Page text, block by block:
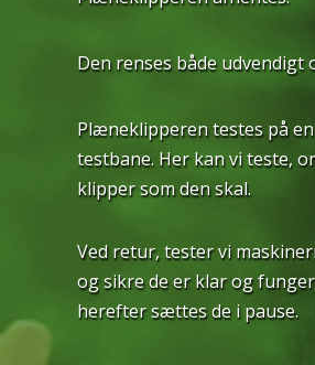
Den renses både udvendigt
Plæneklipperen testes på
testbane. Her kan vi teste,
klipper som den skal.
Ved retur, tester vi
og sikre de er klar og
herefter sættes de i pause.